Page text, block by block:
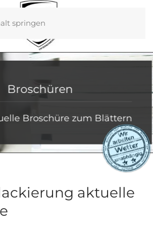
springen
Broschüren
Broschüre zum Blättern
aktuelle